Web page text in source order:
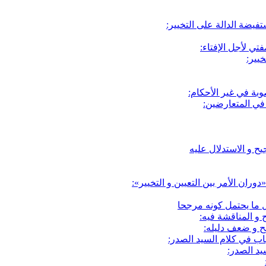
الدالة على التخيير:
لأجل الإفتاء:
في غير الأحكام:
المتعارضين:
و الاستدلال عليه
الأمر بين التعيين و التخيير»:
ما يحتمل كونه مرجحا
و المناقشة فيه:
و ضعف دليله:
في كلام السيد الصدر:
الصدر: